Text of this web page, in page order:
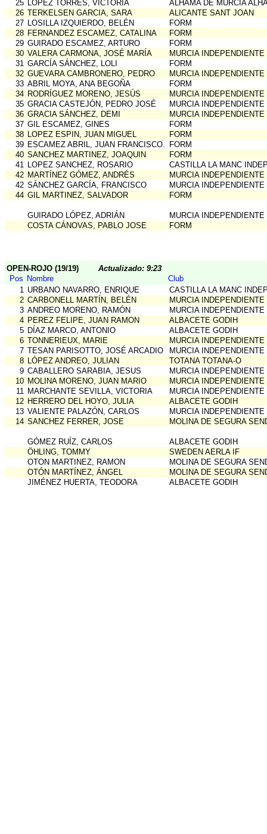
25 LÓPEZ TORRES, VICTORIA
ALHAMA DE MURCIA
26 TERKELSEN GARCIA, SARA
ALICANTE SANT JOAN
27 LOSILLA IZQUIERDO, BELÉN
FORM
28 FERNANDEZ ESCAMEZ, CATALINA
FORM
29 GUIRADO ESCAMEZ, ARTURO
FORM
30 VALERA CARMONA, JOSÉ MARÍA
MURCIA INDEPENDIENTE
31 GARCÍA SÁNCHEZ, LOLI
FORM
32 GUEVARA CAMBRONERO, PEDRO
MURCIA INDEPENDIENTE
33 ABRIL MOYA, ANA BEGOÑA
FORM
34 RODRÍGUEZ MORENO, JESÚS
MURCIA INDEPENDIENTE
35 GRACIA CASTEJÓN, PEDRO JOSÉ
MURCIA INDEPENDIENTE
36 GRACIA SÁNCHEZ, DEMI
MURCIA INDEPENDIENTE
37 GIL ESCAMEZ, GINES
FORM
38 LOPEZ ESPIN, JUAN MIGUEL
FORM
39 ESCAMEZ ABRIL, JUAN FRANCISCO.
FORM
40 SANCHEZ MARTINEZ, JOAQUIN
FORM
41 LOPEZ SANCHEZ, ROSARIO
CASTILLA LA MANC
42 MARTÍNEZ GÓMEZ, ANDRÉS
MURCIA INDEPENDIENTE
42 SÁNCHEZ GARCÍA, FRANCISCO
MURCIA INDEPENDIENTE
44 GIL MARTINEZ, SALVADOR FORM
GUIRADO LÓPEZ, ADRIÁN
MURCIA INDEPENDIENTE
COSTA CÁNOVAS, PABLO JOSE
FORM
OPEN-ROJO (19/19)
Actualizado: 9:23
Pos Nombre
Club
1 URBANO NAVARRO, ENRIQUE
CASTILLA LA MANC
2 CARBONELL MARTÍN, BELÉN
MURCIA INDEPENDIENTE
3 ANDREO MORENO, RAMÓN
MURCIA INDEPENDIENTE
4 PEREZ FELIPE, JUAN RAMON
ALBACETE GODIH
5 DÍAZ MARCO, ANTONIO
ALBACETE GODIH
6 TONNERIEUX, MARIE
MURCIA INDEPENDIENTE
7 TESAN PARISOTTO, JOSÉ ARCADIO
MURCIA INDEPENDIENTE
8 LÓPEZ ANDREO, JULIAN
TOTANA TOTANA-O
9 CABALLERO SARABIA, JESUS
MURCIA INDEPENDIENTE
10 MOLINA MORENO, JUAN MARIO
MURCIA INDEPENDIENTE
11 MARCHANTE SEVILLA, VICTORIA
MURCIA INDEPENDIENTE
12 HERRERO DEL HOYO, JULIA
ALBACETE GODIH
13 VALIENTE PALAZÓN, CARLOS
MURCIA INDEPENDIENTE
14 SANCHEZ FERRER, JOSE MOLINA DE SEGURA
GÓMEZ RUÍZ, CARLOS
ALBACETE GODIH
ÖHLING, TOMMY
SWEDEN AERLA IF
OTON MARTINEZ, RAMON
MOLINA DE SEGURA
OTÓN MARTÍNEZ, ÁNGEL
MOLINA DE SEGURA
JIMÉNEZ HUERTA, TEODORA
ALBACETE GODIH